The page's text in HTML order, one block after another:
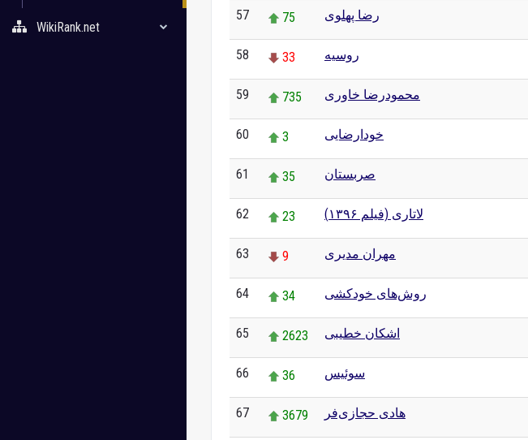
WikiRank.net
57 75 رضا پهلوی
58 33 روسیه
59 735 محمودرضا خاوری
60 3 خودارضایی
61 35 صربستان
62 23 لاتاری (فیلم ۱۳۹۶)
63 9 مهران مدیری
64 34 روش‌های خودکشی
65 2623 اشکان خطیبی
66 36 سوئیس
67 3679 هادی حجازی‌فر